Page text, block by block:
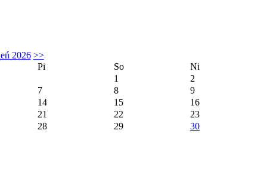
2026 >>
Pi
So
Ni
1
2
7
8
9
14
15
16
21
22
23
28
29 30